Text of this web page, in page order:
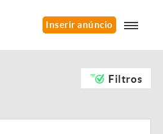
Inserir anúncio
Filtros